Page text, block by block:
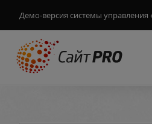
Демо-версия системы управления